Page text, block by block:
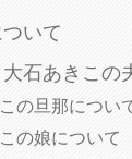
いて
大石あきこの
の旦那につい
の娘について